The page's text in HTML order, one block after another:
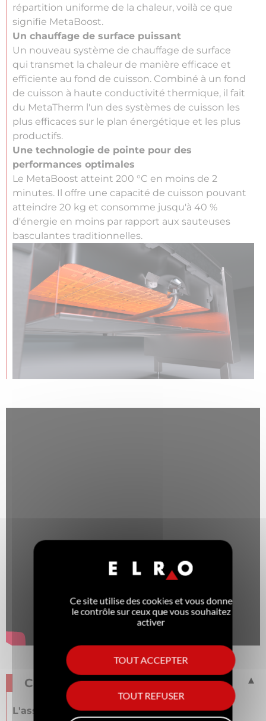
répartition uniforme de la chaleur, voilà ce que
signifie MetaBoost.
Un chauffage de surface puissant
Un nouveau système de chauffage de surface
qui transmet la chaleur de manière efficace et
efficiente au fond de cuisson. Combiné à un fond
de cuisson à haute conductivité thermique, il fait
du MetaTherm l'un des systèmes de cuisson les
plus efficaces sur le plan énergétique et les plus
productifs.
Une technologie de pointe pour des
performances optimales
Le MetaBoost atteint 200 °C en moins de 2
minutes. Il offre une capacité de cuisson pouvant
atteindre 20 kg et consomme jusqu'à 40 %
d'énergie en moins par rapport aux sauteuses
basculantes traditionnelles.
CHEF'SGUIDE
L'assistant culinaire
Ce site utilise des cookies et vous donne
le contrôle sur ceux que vous souhaitez
activer
TOUT ACCEPTER
TOUT REFUSER